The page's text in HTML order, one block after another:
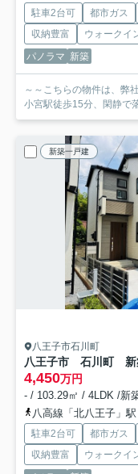
駐車2台可 都市ガス
収納豊富
ウォークイ
パノラマ 新築
～～こちらの物件は、弊
小宮駅徒歩15分、閑静で
新築一戸建
八王子市石川町
八王子市 石川町 新
4,450万円
- / 103.29㎡ / 4LDK /新
八高線「北八王子」
駐車2台可 都市ガス
収納豊富
ウォークイ